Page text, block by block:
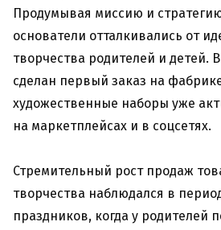
Продумывая миссию и
основатели отталкивались от
творчества родителей и детей.
сделан первый заказ на
художественные наборы уже
на маркетплейсах и в соцсетях.
Стремительный рост продаж
творчества наблюдался в
праздников, когда у родителей